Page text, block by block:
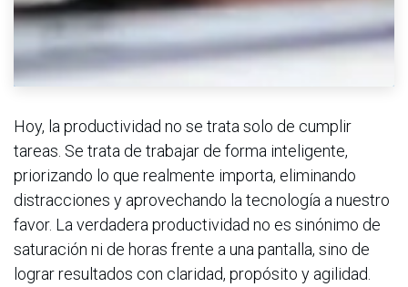
Hoy, la productividad no se trata solo de cumplir
tareas. Se trata de trabajar de forma inteligente,
priorizando lo que realmente importa, eliminando
distracciones y aprovechando la tecnología a nuestro
favor. La verdadera productividad no es sinónimo de
saturación ni de horas frente a una pantalla, sino de
lograr resultados con claridad, propósito y agilidad.